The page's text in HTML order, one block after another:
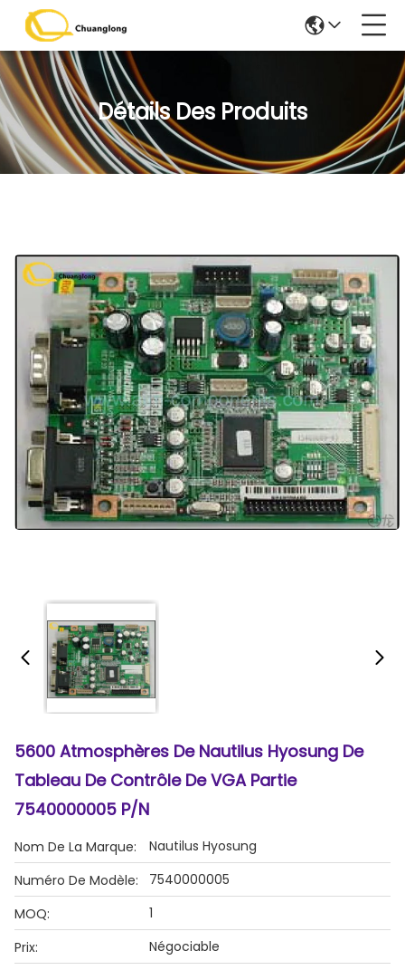
Détails Des Produits
5600 Atmosphères De Nautilus Hyosung De
Tableau De Contrôle De VGA Partie
7540000005 P/N
Nom De La Marque:
Nautilus Hyosung
Numéro De Modèle:
7540000005
MOQ:
1
Prix:
Négociable